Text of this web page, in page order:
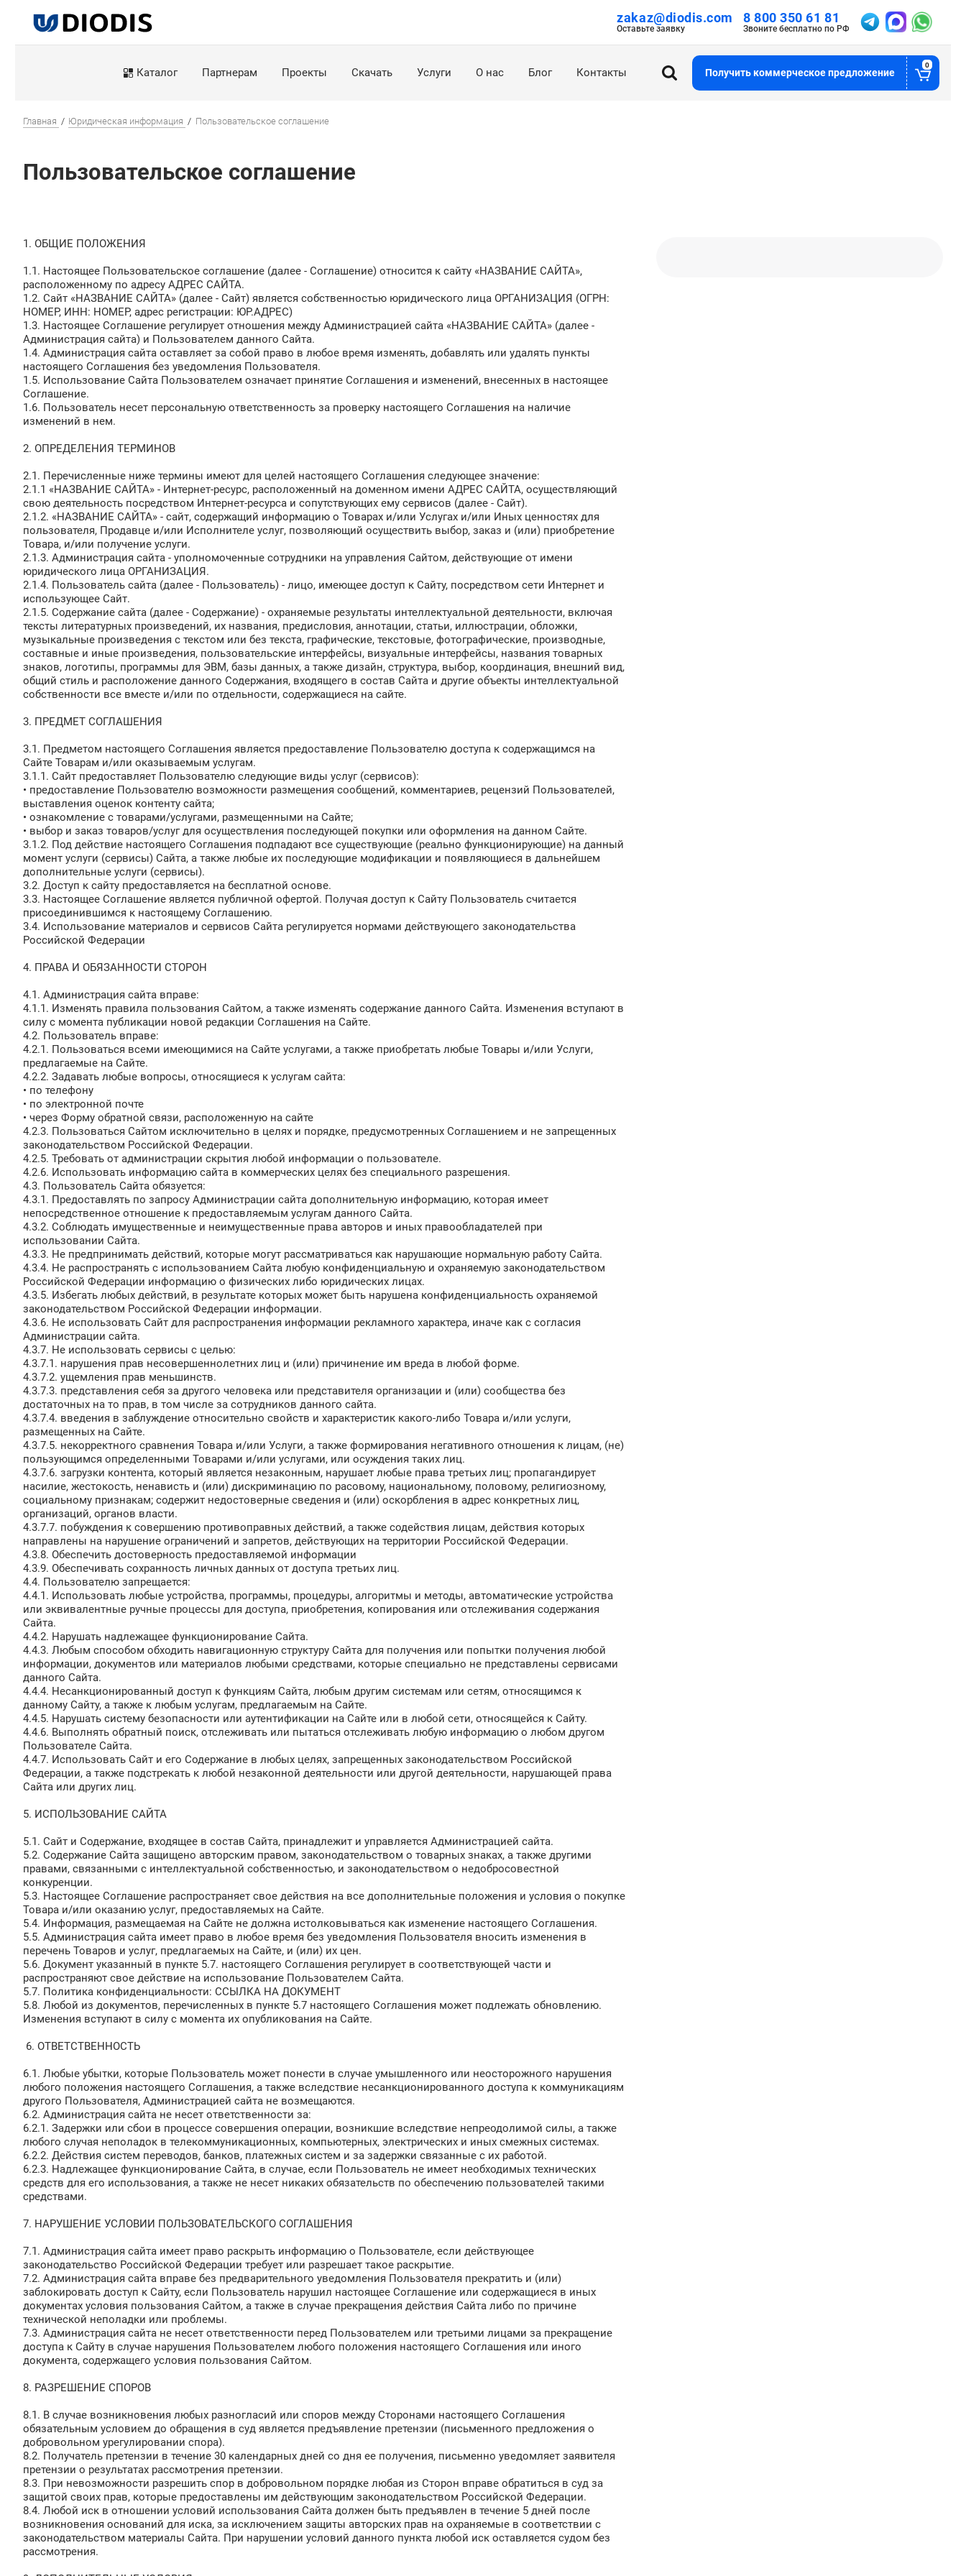
zakaz@diodis.com
Оставьте заявку
8 800 350 61 81
Звоните бесплатно по РФ
Каталог Партнерам Проекты Скачать Услуги О нас Блог Контакты Получить коммерческое предложение
0
Главная Юридическая информация Пользовательское соглашение
Пользовательское соглашение
1. ОБЩИЕ ПОЛОЖЕНИЯ
1.1. Настоящее Пользовательское соглашение (далее - Соглашение) относится к сайту «НАЗВАНИЕ САЙТА»,
расположенному по адресу АДРЕС САЙТА.
1.2. Сайт «НАЗВАНИЕ САЙТА» (далее - Сайт) является собственностью юридического лица ОРГАНИЗАЦИЯ (ОГРН:
НОМЕР, ИНН: НОМЕР, адрес регистрации: ЮР.АДРЕС)
1.3. Настоящее Соглашение регулирует отношения между Администрацией сайта «НАЗВАНИЕ САЙТА» (далее -
Администрация сайта) и Пользователем данного Сайта.
1.4. Администрация сайта оставляет за собой право в любое время изменять, добавлять или удалять пункты
настоящего Соглашения без уведомления Пользователя.
1.5. Использование Сайта Пользователем означает принятие Соглашения и изменений, внесенных в настоящее
Соглашение.
1.6. Пользователь несет персональную ответственность за проверку настоящего Соглашения на наличие
изменений в нем.
2. ОПРЕДЕЛЕНИЯ ТЕРМИНОВ
2.1. Перечисленные ниже термины имеют для целей настоящего Соглашения следующее значение:
2.1.1 «НАЗВАНИЕ САЙТА» - Интернет-ресурс, расположенный на доменном имени АДРЕС САЙТА, осуществляющий
свою деятельность посредством Интернет-ресурса и сопутствующих ему сервисов (далее - Сайт).
2.1.2. «НАЗВАНИЕ САЙТА» - сайт, содержащий информацию о Товарах и/или Услугах и/или Иных ценностях для
пользователя, Продавце и/или Исполнителе услуг, позволяющий осуществить выбор, заказ и (или) приобретение
Товара, и/или получение услуги.
2.1.3. Администрация сайта - уполномоченные сотрудники на управления Сайтом, действующие от имени
юридического лица ОРГАНИЗАЦИЯ.
2.1.4. Пользователь сайта (далее - Пользователь) - лицо, имеющее доступ к Сайту, посредством сети Интернет и
использующее Сайт.
2.1.5. Содержание сайта (далее - Содержание) - охраняемые результаты интеллектуальной деятельности, включая
тексты литературных произведений, их названия, предисловия, аннотации, статьи, иллюстрации, обложки,
музыкальные произведения с текстом или без текста, графические, текстовые, фотографические, производные,
составные и иные произведения, пользовательские интерфейсы, визуальные интерфейсы, названия товарных
знаков, логотипы, программы для ЭВМ, базы данных, а также дизайн, структура, выбор, координация, внешний вид,
общий стиль и расположение данного Содержания, входящего в состав Сайта и другие объекты интеллектуальной
собственности все вместе и/или по отдельности, содержащиеся на сайте.
3. ПРЕДМЕТ СОГЛАШЕНИЯ
3.1. Предметом настоящего Соглашения является предоставление Пользователю доступа к содержащимся на
Сайте Товарам и/или оказываемым услугам.
3.1.1. Сайт предоставляет Пользователю следующие виды услуг (сервисов):
• предоставление Пользователю возможности размещения сообщений, комментариев, рецензий Пользователей,
выставления оценок контенту сайта;
• ознакомление с товарами/услугами, размещенными на Сайте;
• выбор и заказ товаров/услуг для осуществления последующей покупки или оформления на данном Сайте.
3.1.2. Под действие настоящего Соглашения подпадают все существующие (реально функционирующие) на данный
момент услуги (сервисы) Сайта, а также любые их последующие модификации и появляющиеся в дальнейшем
дополнительные услуги (сервисы).
3.2. Доступ к сайту предоставляется на бесплатной основе.
3.3. Настоящее Соглашение является публичной офертой. Получая доступ к Сайту Пользователь считается
присоединившимся к настоящему Соглашению.
3.4. Использование материалов и сервисов Сайта регулируется нормами действующего законодательства
Российской Федерации
4. ПРАВА И ОБЯЗАННОСТИ СТОРОН
4.1. Администрация сайта вправе:
4.1.1. Изменять правила пользования Сайтом, а также изменять содержание данного Сайта. Изменения вступают в
силу с момента публикации новой редакции Соглашения на Сайте.
4.2. Пользователь вправе:
4.2.1. Пользоваться всеми имеющимися на Сайте услугами, а также приобретать любые Товары и/или Услуги,
предлагаемые на Сайте.
4.2.2. Задавать любые вопросы, относящиеся к услугам сайта:
• по телефону
• по электронной почте
• через Форму обратной связи, расположенную на сайте
4.2.3. Пользоваться Сайтом исключительно в целях и порядке, предусмотренных Соглашением и не запрещенных
законодательством Российской Федерации.
4.2.5. Требовать от администрации скрытия любой информации о пользователе.
4.2.6. Использовать информацию сайта в коммерческих целях без специального разрешения.
4.3. Пользователь Сайта обязуется:
4.3.1. Предоставлять по запросу Администрации сайта дополнительную информацию, которая имеет
непосредственное отношение к предоставляемым услугам данного Сайта.
4.3.2. Соблюдать имущественные и неимущественные права авторов и иных правообладателей при
использовании Сайта.
4.3.3. Не предпринимать действий, которые могут рассматриваться как нарушающие нормальную работу Сайта.
4.3.4. Не распространять с использованием Сайта любую конфиденциальную и охраняемую законодательством
Российской Федерации информацию о физических либо юридических лицах.
4.3.5. Избегать любых действий, в результате которых может быть нарушена конфиденциальность охраняемой
законодательством Российской Федерации информации.
4.3.6. Не использовать Сайт для распространения информации рекламного характера, иначе как с согласия
Администрации сайта.
4.3.7. Не использовать сервисы с целью:
4.3.7.1. нарушения прав несовершеннолетних лиц и (или) причинение им вреда в любой форме.
4.3.7.2. ущемления прав меньшинств.
4.3.7.3. представления себя за другого человека или представителя организации и (или) сообщества без
достаточных на то прав, в том числе за сотрудников данного сайта.
4.3.7.4. введения в заблуждение относительно свойств и характеристик какого-либо Товара и/или услуги,
размещенных на Сайте.
4.3.7.5. некорректного сравнения Товара и/или Услуги, а также формирования негативного отношения к лицам, (не)
пользующимся определенными Товарами и/или услугами, или осуждения таких лиц.
4.3.7.6. загрузки контента, который является незаконным, нарушает любые права третьих лиц; пропагандирует
насилие, жестокость, ненависть и (или) дискриминацию по расовому, национальному, половому, религиозному,
социальному признакам; содержит недостоверные сведения и (или) оскорбления в адрес конкретных лиц,
организаций, органов власти.
4.3.7.7. побуждения к совершению противоправных действий, а также содействия лицам, действия которых
направлены на нарушение ограничений и запретов, действующих на территории Российской Федерации.
4.3.8. Обеспечить достоверность предоставляемой информации
4.3.9. Обеспечивать сохранность личных данных от доступа третьих лиц.
4.4. Пользователю запрещается:
4.4.1. Использовать любые устройства, программы, процедуры, алгоритмы и методы, автоматические устройства
или эквивалентные ручные процессы для доступа, приобретения, копирования или отслеживания содержания
Сайта.
4.4.2. Нарушать надлежащее функционирование Сайта.
4.4.3. Любым способом обходить навигационную структуру Сайта для получения или попытки получения любой
информации, документов или материалов любыми средствами, которые специально не представлены сервисами
данного Сайта.
4.4.4. Несанкционированный доступ к функциям Сайта, любым другим системам или сетям, относящимся к
данному Сайту, а также к любым услугам, предлагаемым на Сайте.
4.4.5. Нарушать систему безопасности или аутентификации на Сайте или в любой сети, относящейся к Сайту.
4.4.6. Выполнять обратный поиск, отслеживать или пытаться отслеживать любую информацию о любом другом
Пользователе Сайта.
4.4.7. Использовать Сайт и его Содержание в любых целях, запрещенных законодательством Российской
Федерации, а также подстрекать к любой незаконной деятельности или другой деятельности, нарушающей права
Сайта или других лиц.
5. ИСПОЛЬЗОВАНИЕ САЙТА
5.1. Сайт и Содержание, входящее в состав Сайта, принадлежит и управляется Администрацией сайта.
5.2. Содержание Сайта защищено авторским правом, законодательством о товарных знаках, а также другими
правами, связанными с интеллектуальной собственностью, и законодательством о недобросовестной
конкуренции.
5.3. Настоящее Соглашение распространяет свое действия на все дополнительные положения и условия о покупке
Товара и/или оказанию услуг, предоставляемых на Сайте.
5.4. Информация, размещаемая на Сайте не должна истолковываться как изменение настоящего Соглашения.
5.5. Администрация сайта имеет право в любое время без уведомления Пользователя вносить изменения в
перечень Товаров и услуг, предлагаемых на Сайте, и (или) их цен.
5.6. Документ указанный в пункте 5.7. настоящего Соглашения регулирует в соответствующей части и
распространяют свое действие на использование Пользователем Сайта.
5.7. Политика конфиденциальности: ССЫЛКА НА ДОКУМЕНТ
5.8. Любой из документов, перечисленных в пункте 5.7 настоящего Соглашения может подлежать обновлению.
Изменения вступают в силу с момента их опубликования на Сайте.
6. ОТВЕТСТВЕННОСТЬ
6.1. Любые убытки, которые Пользователь может понести в случае умышленного или неосторожного нарушения
любого положения настоящего Соглашения, а также вследствие несанкционированного доступа к коммуникациям
другого Пользователя, Администрацией сайта не возмещаются.
6.2. Администрация сайта не несет ответственности за:
6.2.1. Задержки или сбои в процессе совершения операции, возникшие вследствие непреодолимой силы, а также
любого случая неполадок в телекоммуникационных, компьютерных, электрических и иных смежных системах.
6.2.2. Действия систем переводов, банков, платежных систем и за задержки связанные с их работой.
6.2.3. Надлежащее функционирование Сайта, в случае, если Пользователь не имеет необходимых технических
средств для его использования, а также не несет никаких обязательств по обеспечению пользователей такими
средствами.
7. НАРУШЕНИЕ УСЛОВИИ ПОЛЬЗОВАТЕЛЬСКОГО СОГЛАШЕНИЯ
7.1. Администрация сайта имеет право раскрыть информацию о Пользователе, если действующее
законодательство Российской Федерации требует или разрешает такое раскрытие.
7.2. Администрация сайта вправе без предварительного уведомления Пользователя прекратить и (или)
заблокировать доступ к Сайту, если Пользователь нарушил настоящее Соглашение или содержащиеся в иных
документах условия пользования Сайтом, а также в случае прекращения действия Сайта либо по причине
технической неполадки или проблемы.
7.3. Администрация сайта не несет ответственности перед Пользователем или третьими лицами за прекращение
доступа к Сайту в случае нарушения Пользователем любого положения настоящего Соглашения или иного
документа, содержащего условия пользования Сайтом.
8. РАЗРЕШЕНИЕ СПОРОВ
8.1. В случае возникновения любых разногласий или споров между Сторонами настоящего Соглашения
обязательным условием до обращения в суд является предъявление претензии (письменного предложения о
добровольном урегулировании спора).
8.2. Получатель претензии в течение 30 календарных дней со дня ее получения, письменно уведомляет заявителя
претензии о результатах рассмотрения претензии.
8.3. При невозможности разрешить спор в добровольном порядке любая из Сторон вправе обратиться в суд за
защитой своих прав, которые предоставлены им действующим законодательством Российской Федерации.
8.4. Любой иск в отношении условий использования Сайта должен быть предъявлен в течение 5 дней после
возникновения оснований для иска, за исключением защиты авторских прав на охраняемые в соответствии с
законодательством материалы Сайта. При нарушении условий данного пункта любой иск оставляется судом без
рассмотрения.